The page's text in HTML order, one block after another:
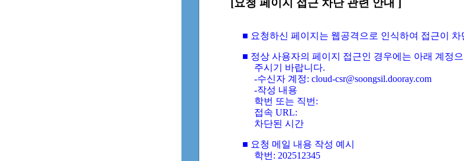
[요청 페이지 접근 차단 관련 안내 ]
■ 요청하신 페이지는 웹공격으로 인식하여 접근이 차
■ 정상 사용자의 페이지 접근인 경우에는 아래 계정
주시기 바랍니다.
-수신자 계정: cloud-csr@soongsil.dooray.com
-작성 내용
학번 또는 직번:
접속 URL:
차단된 시간
■ 요청 메일 내용 작성 예시
학번: 202512345